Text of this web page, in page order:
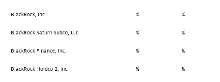
BlackRock, Inc. % %
BlackRock Saturn Subco, LLC % %
BlackRock Finance, Inc. % %
BlackRock Holdco 2, Inc. % %